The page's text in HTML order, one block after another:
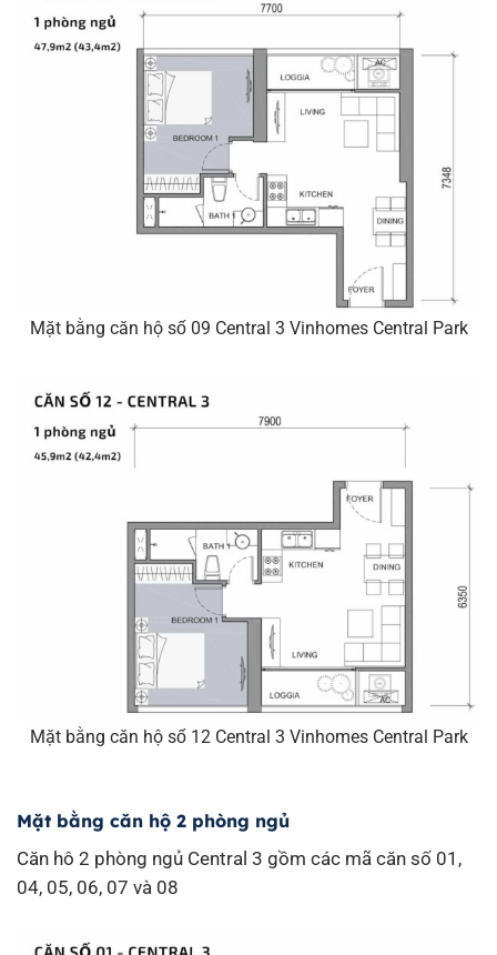
Mặt bằng căn hộ số 09 Central 3 Vinhomes Central Park
Mặt bằng căn hộ số 12 Central 3 Vinhomes Central Park
Mặt bằng căn hộ 2 phòng ngủ
Căn hô 2 phòng ngủ Central 3 gồm các mã căn số 01,
04, 05, 06, 07 và 08